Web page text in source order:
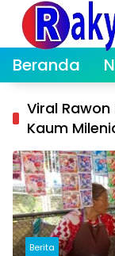
Langsung
konten
Beranda
Viral Rawon
Kaum
Berita